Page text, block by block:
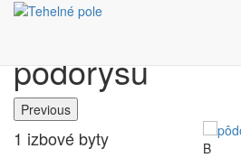
pôdorysu
Previous
1 izbové byty B